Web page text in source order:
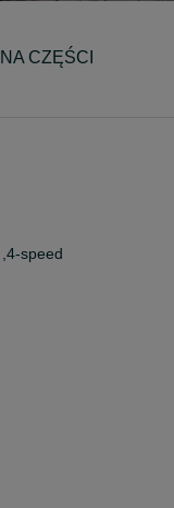
CZĘŚCI
speed
lub innych dzwoń